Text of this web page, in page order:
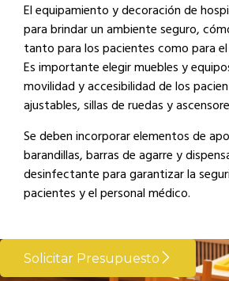
El equipamiento y decoración de
para brindar un ambiente seguro,
tanto para los pacientes como para
Es importante elegir muebles y
movilidad y accesibilidad de los
ajustables, sillas de ruedas y
Se deben incorporar elementos de
barandillas, barras de agarre y
desinfectante para garantizar la
pacientes y el personal médico.
Solicitar Presupuesto